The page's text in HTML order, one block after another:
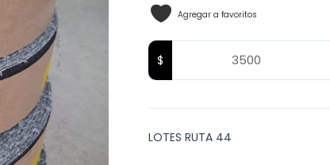
Agregar a favoritos
LOTES RUTA 44